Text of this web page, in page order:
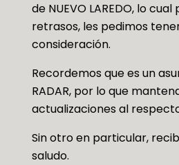
de NUEVO LAREDO, lo
retrasos, les pedimos
consideración.
Recordemos que es un
RADAR, por lo que
actualizaciones al
Sin otro en particular,
saludo.